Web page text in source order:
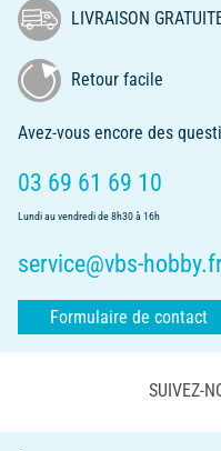
LIVRAISON
Retour facile
Avez-vous encore des
03 69 61 69 10
Lundi au vendredi de 8h30 à 16h
service@vbs-
Formulaire de contact
SUIVEZ-